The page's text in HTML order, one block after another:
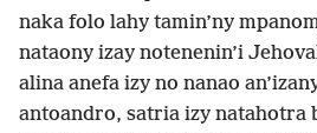
naka folo lahy tamin’ny
nataony izay notenenin’i
alina anefa izy no nanao
antoandro, satria izy natahotra